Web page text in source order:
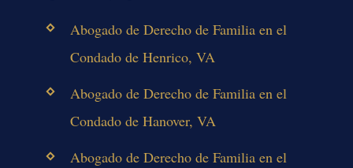
Abogado de Derecho de Familia en el
Condado de Henrico, VA
Abogado de Derecho de Familia en el
Condado de Hanover, VA
Abogado de Derecho de Familia en el